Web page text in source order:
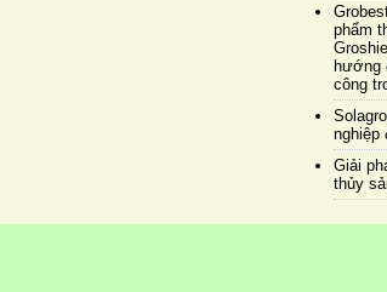
phẩm
hướng
công
nghiệp
Giải
thủy